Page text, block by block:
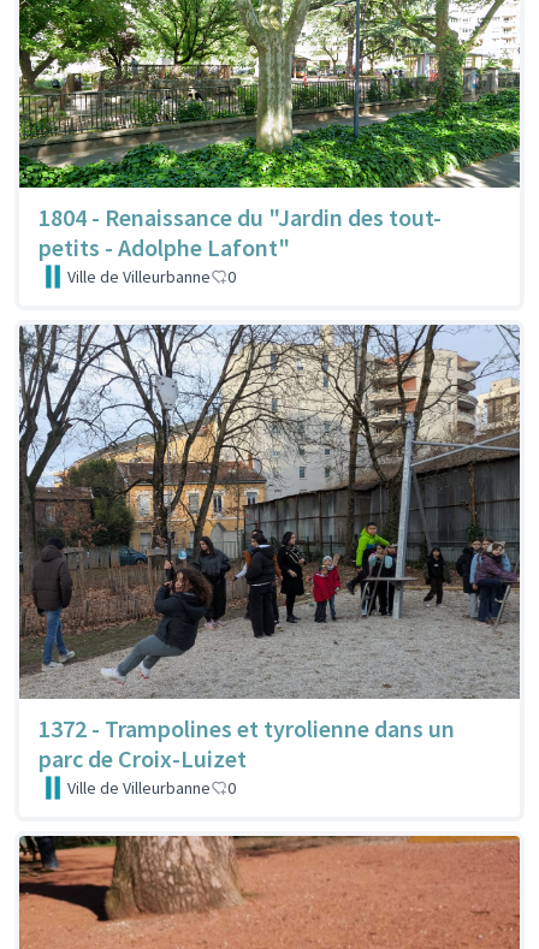
1804 - Renaissance du "Jardin des tout-
petits - Adolphe Lafont"
Ville de Villeurbanne 0
1372 - Trampolines et tyrolienne dans un
parc de Croix-Luizet
Ville de Villeurbanne 0